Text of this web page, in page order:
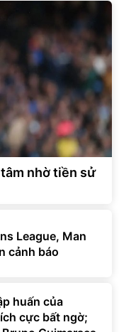
nhờ tiền sử
League, Man
cảnh báo
huấn của
cực bất ngờ;